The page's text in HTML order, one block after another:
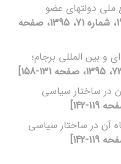
ملی دولت‏های عضو
[دوره 19، شماره 71، 1395، صفحه
و بین‏ المللی برجام؛
در ساختار سیاسی
آن در ساختار سیاسی